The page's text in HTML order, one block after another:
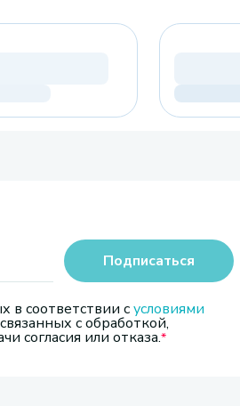
в соответствии сусловиями
с обработкой,
согласия или отказа.
Подписаться